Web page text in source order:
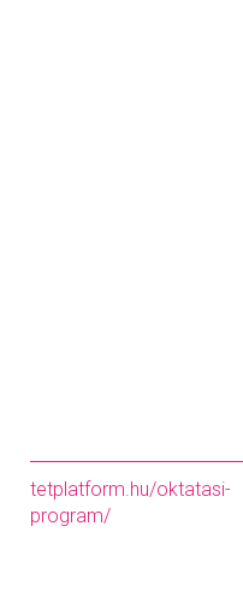
tetplatform.hu/oktatasi-
program/